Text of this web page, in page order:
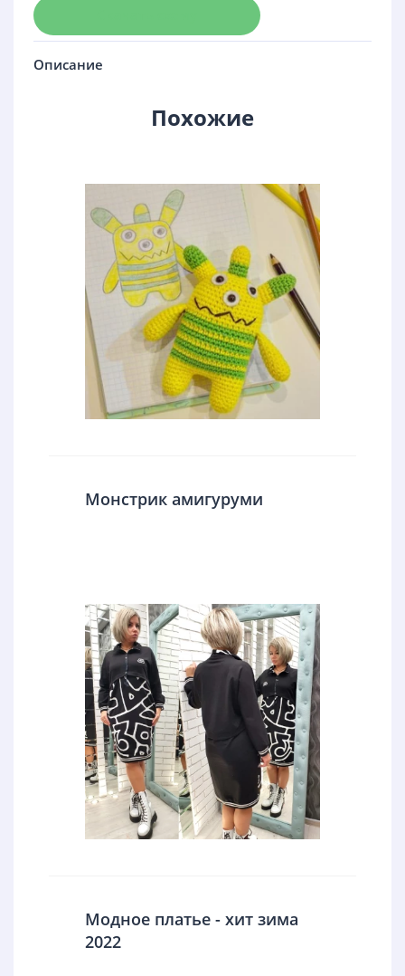
Описание
Похожие
Монстрик амигуруми
Модное платье - хит зима
2022